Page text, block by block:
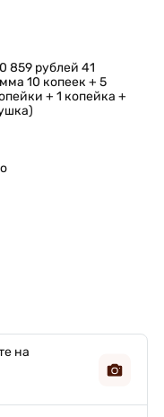
859 рублей 41
10 копеек + 5
+ 1 копейка +
на